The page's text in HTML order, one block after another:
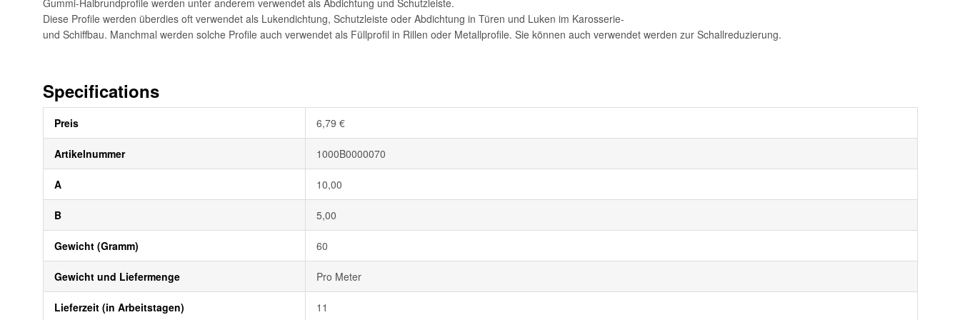
Gummi-Halbrundprofile werden unter anderem verwendet als Abdichtung und Schutzleiste.
Diese Profile werden überdies oft verwendet als Lukendichtung, Schutzleiste oder Abdichtung in Türen und Luken im Karosserie-
und Schiffbau. Manchmal werden solche Profile auch verwendet als Füllprofil in Rillen oder Metallprofile. Sie können auch verwendet werden zur Schallreduzierung.
Specifications
Informationen
Preis 6,79 €
Artikelnummer 1000B0000070
A 10,00
B 5,00
Gewicht (Gramm) 60
Gewicht und Liefermenge Pro Meter
Lieferzeit (in Arbeitstagen) 11